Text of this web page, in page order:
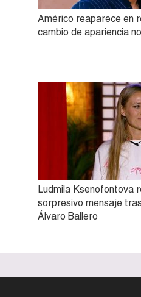
Américo reaparece en
cambio de apariencia
Ludmila Ksenofontova
sorpresivo mensaje
Álvaro Ballero